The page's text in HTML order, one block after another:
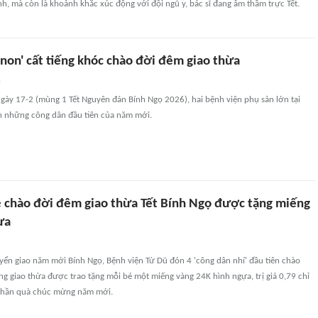
mà còn là khoảnh khắc xúc động với đội ngũ y, bác sĩ đang âm thầm trực Tết.
cất tiếng khóc chào đời đêm giao thừa
17-2 (mùng 1 Tết Nguyên đán Bính Ngọ 2026), hai bệnh viện phụ sản lớn tại
những công dân đầu tiên của năm mới.
chào đời đêm giao thừa Tết Bính Ngọ được tặng miếng
giao năm mới Bính Ngọ, Bệnh viện Từ Dũ đón 4 'công dân nhí' đầu tiên chào
giao thừa được trao tặng mỗi bé một miếng vàng 24K hình ngựa, trị giá 0,79 chỉ
quà chúc mừng năm mới.